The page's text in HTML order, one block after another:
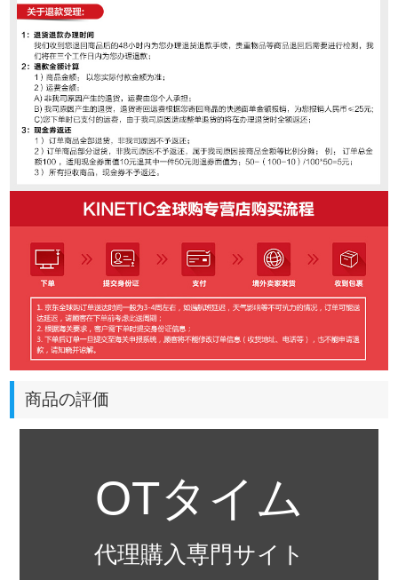
商品の評価
OTタイム
代理購入専門サイト